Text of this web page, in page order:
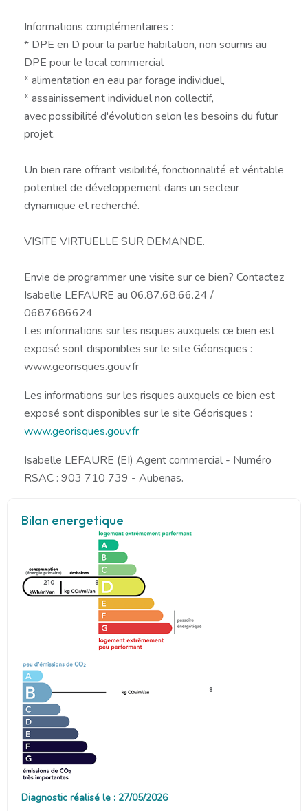
Informations complémentaires :
* DPE en D pour la partie habitation, non soumis au
DPE pour le local commercial
* alimentation en eau par forage individuel,
* assainissement individuel non collectif,
avec possibilité d'évolution selon les besoins du futur
projet.
Un bien rare offrant visibilité, fonctionnalité et véritable
potentiel de développement dans un secteur
dynamique et recherché.
VISITE VIRTUELLE SUR DEMANDE.
Envie de programmer une visite sur ce bien? Contactez
Isabelle LEFAURE au 06.87.68.66.24 /
0687686624
Les informations sur les risques auxquels ce bien est
exposé sont disponibles sur le site Géorisques :
www.georisques.gouv.fr
Les informations sur les risques auxquels ce bien est
exposé sont disponibles sur le site Géorisques :
www.georisques.gouv.fr
Isabelle LEFAURE (EI) Agent commercial - Numéro
RSAC : 903 710 739 - Aubenas.
Bilan energetique
210 8
8
Diagnostic réalisé le : 27/05/2026